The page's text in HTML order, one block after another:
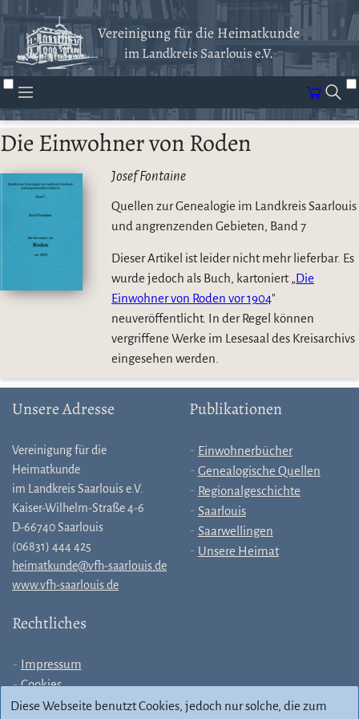
Vereinigung für die Heimatkunde
im Landkreis Saarlouis e.V.
Die Einwohner von Roden
Josef Fontaine
Quellen zur Genealogie im Landkreis Saarlouis
und angrenzenden Gebieten, Band 7
Dieser Artikel ist leider nicht mehr lieferbar. Es
wurde jedoch als Buch, kartoniert „Die
Einwohner von Roden vor 1904"
neuveröffentlicht. In der Regel können
vergriffene Werke im Lesesaal des Kreisarchivs
eingesehen werden.
Unsere Adresse
Vereinigung für die
Heimatkunde
im Landkreis Saarlouis e.V.
Kaiser-Wilhelm-Straße 4-6
D-66740 Saarlouis
(06831) 444 425
heimatkunde@vfh-saarlouis.de
www.vfh-saarlouis.de
Publikationen
Einwohnerbücher
Genealogische Quellen
Regionalgeschichte
Saarlouis
Saarwellingen
Unsere Heimat
Rechtliches
Impressum
Cookies
Allgemeine
Diese Webseite benutzt Cookies, jedoch nur solche, die zum